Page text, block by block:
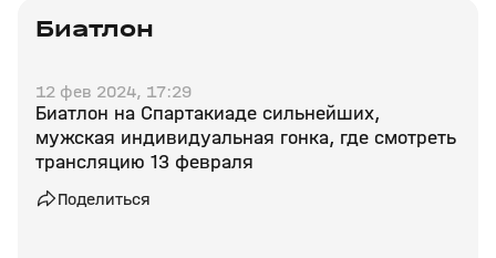
Биатлон
12 фев 2024, 17:29
Биатлон на Спартакиаде сильнейших,
мужская индивидуальная гонка, где смотреть
трансляцию 13 февраля
Поделиться